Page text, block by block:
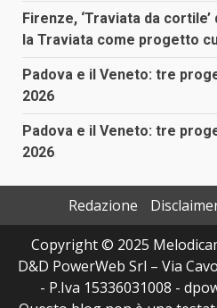
Firenze, ‘Traviata da
la Traviata come progetto
Padova e il Veneto: tre
2026
Padova e il Veneto: tre
2026
Redazione
Copyright © 2025
D&D PowerWeb Srl – Via
- P.Iva 15336031008 -